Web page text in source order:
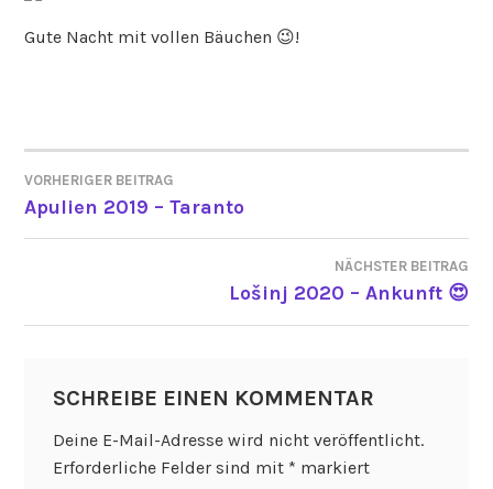
Gute Nacht mit vollen Bäuchen 😉!
BEITRAGSNAVIGATION
VORHERIGER BEITRAG
Apulien 2019 – Taranto
NÄCHSTER BEITRAG
Lošinj 2020 – Ankunft 😍
SCHREIBE EINEN KOMMENTAR
Deine E-Mail-Adresse wird nicht veröffentlicht.
Erforderliche Felder sind mit * markiert